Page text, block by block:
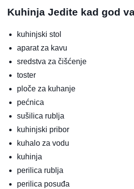
Kuhinja Jedite kad god
kuhinjski stol
aparat za kavu
sredstva za čišćenje
toster
ploče za kuhanje
pećnica
sušilica rublja
kuhinjski pribor
kuhalo za vodu
kuhinja
perilica rublja
perilica posuđa